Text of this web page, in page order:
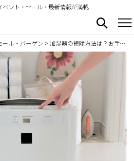
ント・セール・最新情報が満載
ール・バーゲン >加湿器の掃除方法は？お手入れのコツやおすすめモデル8選紹介！